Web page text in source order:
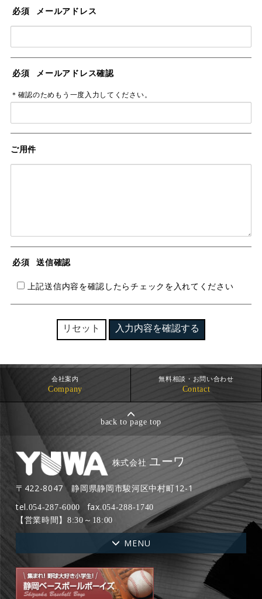
必須 メールアドレス
必須 メールアドレス確認
＊確認のためもう一度入力してください。
ご用件
必須 送信確認
上記送信内容を確認したらチェックを入れてください
リセット 入力内容を確認する
会社案内
Company
無料相談・お問い合わせ
Contact
back to page top
株式会社ユーワ
〒422-8047
静岡県静岡市駿河区中村町12-1
tel.054-287-6000 fax.054-288-1740
【営業時間】8:30～18:00
MENU